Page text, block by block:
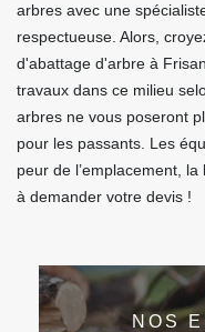
arbres avec une
respectueuse. Alors,
d'abattage d'arbre à
travaux dans ce milieu
arbres ne vous poseront
pour les passants. Les
peur de l’emplacement,
à demander votre devis !
NOS